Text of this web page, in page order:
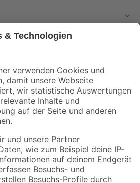
und Aktionen mehr verpassen!
Versandarten